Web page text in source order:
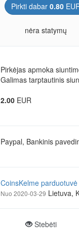
Pirkti dabar 0.80
nėra statymų
Pirkėjas apmoka
Galimas tarptautinis
2.00EUR
Paypal, Bankinis
CoinsKelme
Nuo 2020-03-29 Lietuva,
Stebėti